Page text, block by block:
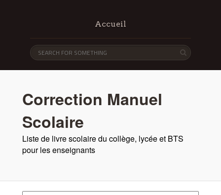
Accueil
Correction Manuel
Scolaire
Liste de livre scolaire du collège, lycée et BTS
pour les enseignants